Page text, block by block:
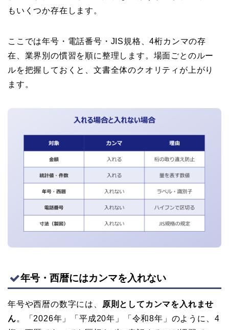
もいくつか存在します。
ここでは年号・電話番号・JIS規格、4桁カンマの存
在、業界別の慣習を順に整理します。場面ごとのルー
ルを把握しておくと、文書全体のクオリティが上がり
ます。
年号・西暦にはカンマを入れない
年号や西暦の数字には、
原則としてカンマを入れませ
ん。「2026年」「平成20年」「令和8年」のように、4